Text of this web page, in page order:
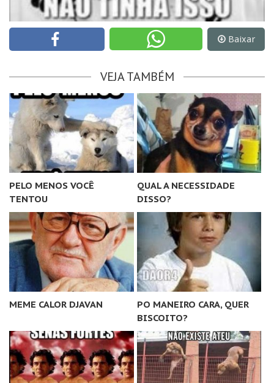
Baixar
VEJA TAMBÉM
PELO MENOS VOCÊ
TENTOU
QUAL A NECESSIDADE
DISSO?
MEME CALOR DJAVAN
PO MANEIRO CARA, QUER
BISCOITO?